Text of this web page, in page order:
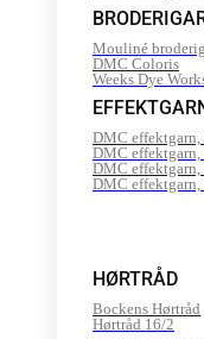
Mouliné
DMC Coloris
Weeks Dye
DMC effektgarn,
DMC
DMC
DMC effektgarn,
HØRTRÅD
Bockens Hørtråd
Hørtråd 16/2